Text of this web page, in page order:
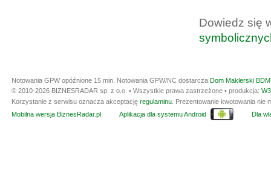
Dowiedz się
Notowania GPW opóźnione 15 min. Notowania GPW/NC dostarcza Dom Maklerski
© 2010-2026 BIZNESRADAR sp. z o.o. • Wszystkie prawa zastrzeżone • produkcja:
Korzystanie z serwisu oznacza akceptację regulaminu . Prezentowanie kwotowania
Mobilna wersja BiznesRadar.pl
Aplikacja dla systemu Android Dla